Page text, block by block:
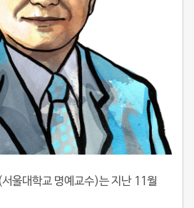
울대학교 명예교수)는 지난 11월